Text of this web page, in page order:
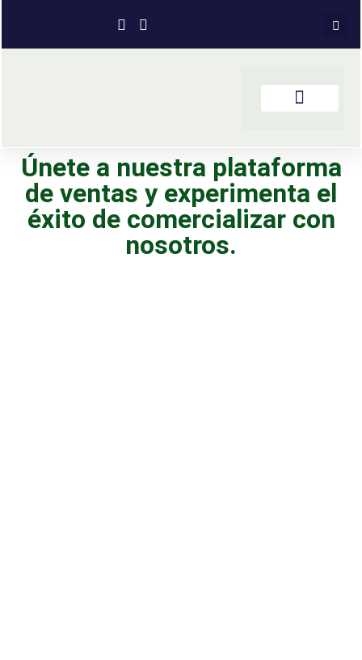
Únete a nuestra plataforma
de ventas y experimenta el
éxito de comercializar con
nosotros.